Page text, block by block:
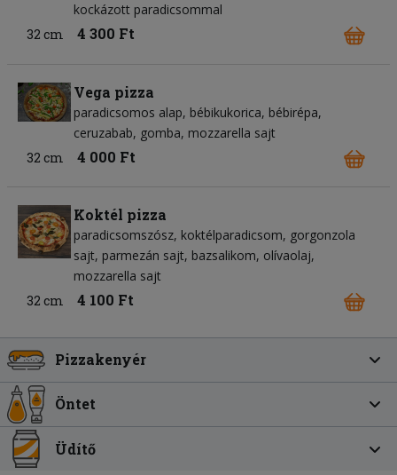
kockázott paradicsommal
32 cm
4 300 Ft
Vega pizza
paradicsomos alap bébikukorica bébirépa
ceruzabab gomba mozzarella sajt
32 cm
4 000 Ft
Koktél pizza
paradicsomszósz koktélparadicsom gorgonzola
sajt parmezán sajt bazsalikom olívaolaj
mozzarella sajt
32 cm
4 100 Ft
Pizzakenyér
Öntet
Üdítő